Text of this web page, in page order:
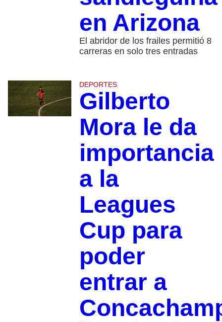
en Arizona
El abridor de los frailes permitió 8
carreras en solo tres entradas
DEPORTES
Gilberto
Mora le da
importancia
a la
Leagues
Cup para
poder
entrar a